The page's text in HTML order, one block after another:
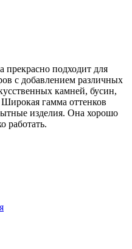
прекрасно подходит для
с добавлением различных
камней, бусин,
гамма оттенков
изделия. Она хорошо
работать.